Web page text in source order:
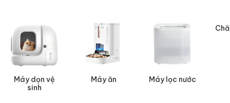
Máy dọn vệ
sinh
Máy ăn Máy lọc nước